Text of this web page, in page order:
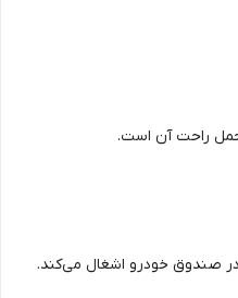
راحت آن است.
صندوق خودرو اشغال می‌کند.